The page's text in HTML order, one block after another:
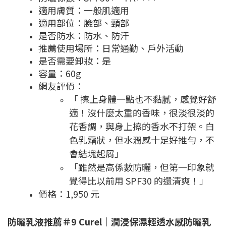
適用膚質：一般肌適用
適用部位：臉部、頸部
是否防水：防水、防汗
推薦使用場所：日常通勤、戶外活動
是否需要卸妝：是
容量：60g
網友評價：
「 擦上身體一點也不黏膩，感覺好舒
適！沒什麼太重的香味，很淡很淡的
花香調，與身上擦的香水不打架。白
色乳霜狀，但水潤感十足好推勻，不
會結塊起屑」
「雖然是高係數防曬，但第一印象就
覺得比以前用 SPF30 的還清爽！」
價格：1,950 元
防曬乳液推薦＃9 Curel｜潤浸保濕輕透水感防曬乳